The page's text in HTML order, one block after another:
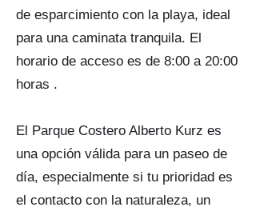
de esparcimiento con la playa, ideal
para una caminata tranquila. El
horario de acceso es de 8:00 a 20:00
horas .
El Parque Costero Alberto Kurz es
una opción válida para un paseo de
día, especialmente si tu prioridad es
el contacto con la naturaleza, un